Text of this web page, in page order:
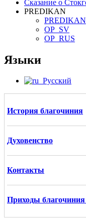
Сказание о
PREDIKAN
PREDIKAN
OP_SV
OP_RUS
Языки
Русский
История благочиния
Духовенство
Контакты
Приходы благочиния